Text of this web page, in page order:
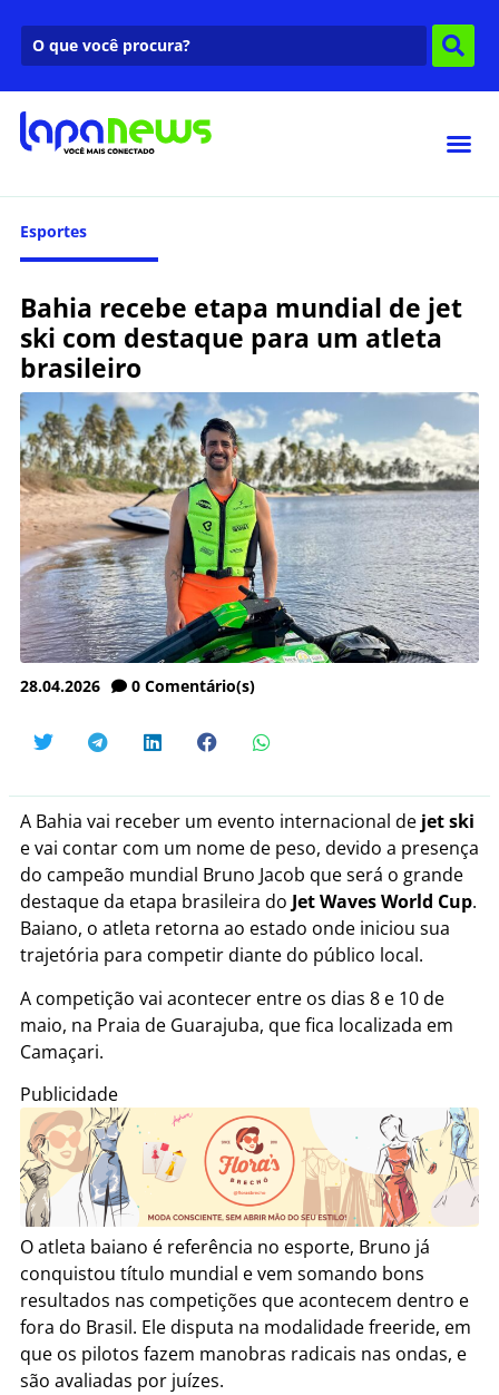
Esportes
Bahia recebe etapa mundial de jet
ski com destaque para um atleta
brasileiro
28.04.2026 0 Comentário(s)
A Bahia vai receber um evento internacional de jet ski
e vai contar com um nome de peso, devido a presença
do campeão mundial Bruno Jacob que será o grande
destaque da etapa brasileira do Jet Waves World Cup.
Baiano, o atleta retorna ao estado onde iniciou sua
trajetória para competir diante do público local.
A competição vai acontecer entre os dias 8 e 10 de
maio, na Praia de Guarajuba, que fica localizada em
Camaçari.
Publicidade
O atleta baiano é referência no esporte, Bruno já
conquistou título mundial e vem somando bons
resultados nas competições que acontecem dentro e
fora do Brasil. Ele disputa na modalidade freeride, em
que os pilotos fazem manobras radicais nas ondas, e
são avaliadas por juízes.